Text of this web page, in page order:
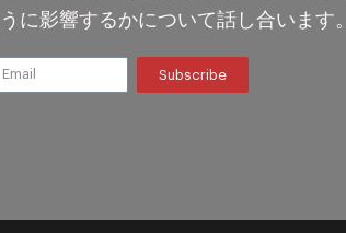
に影響するかについて話し合います。
Subscribe